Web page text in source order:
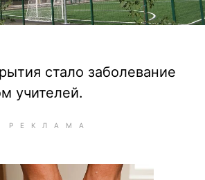
стало заболевание
учителей.